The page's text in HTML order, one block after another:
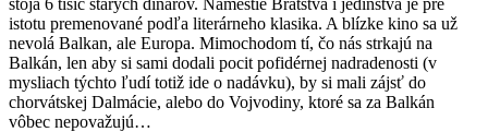
istotu premenované podľa literárneho klasika. A blízke kino sa už
nevolá Balkan, ale Europa. Mimochodom tí, čo nás strkajú na
Balkán, len aby si sami dodali pocit pofidérnej nadradenosti (v
mysliach týchto ľudí totiž ide o nadávku), by si mali zájsť do
chorvátskej Dalmácie, alebo do Vojvodiny, ktoré sa za Balkán
vôbec nepovažujú…